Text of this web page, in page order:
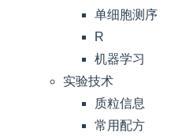
单细胞测序
R
机器学习
实验技术
质粒信息
常用配方